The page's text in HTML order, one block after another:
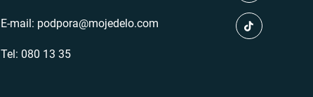
E-mail: podpora@mojedelo.com
Tel: 080 13 35